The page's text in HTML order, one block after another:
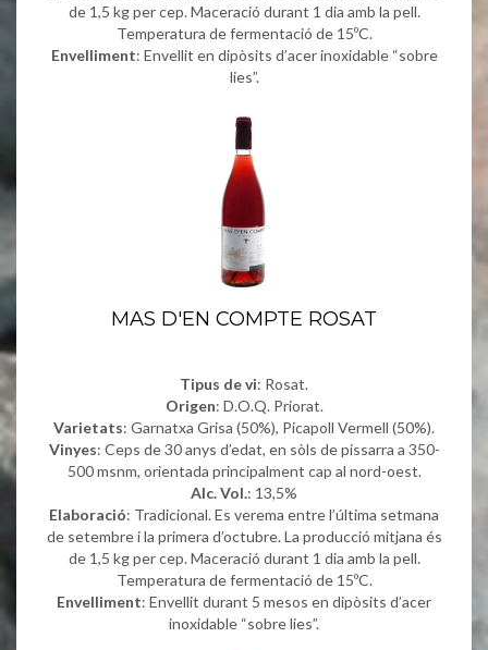
de 1,5 kg per cep. Maceració durant 1 dia amb la pell.
Temperatura de fermentació de 15ºC.
Envelliment: Envellit en dipòsits d’acer inoxidable “sobre
lies”.
MAS D'EN COMPTE ROSAT
Tipus de vi: Rosat.
Origen: D.O.Q. Priorat.
Varietats: Garnatxa Grisa (50%), Picapoll Vermell (50%).
Vinyes: Ceps de 30 anys d’edat, en sòls de pissarra a 350-
500 msnm, orientada principalment cap al nord-oest.
Alc. Vol.: 13,5%
Elaboració: Tradicional. Es verema entre l’última setmana
de setembre i la primera d’octubre. La producció mitjana és
de 1,5 kg per cep. Maceració durant 1 dia amb la pell.
Temperatura de fermentació de 15ºC.
Envelliment: Envellit durant 5 mesos en dipòsits d’acer
inoxidable “sobre lies”.